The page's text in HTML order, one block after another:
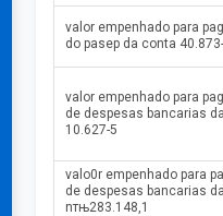
valor empenhado para
do pasep da conta
valor empenhado para
de despesas bancarias
10.627-5
valo0r empenhado para
de despesas bancarias
nтњ283.148,1